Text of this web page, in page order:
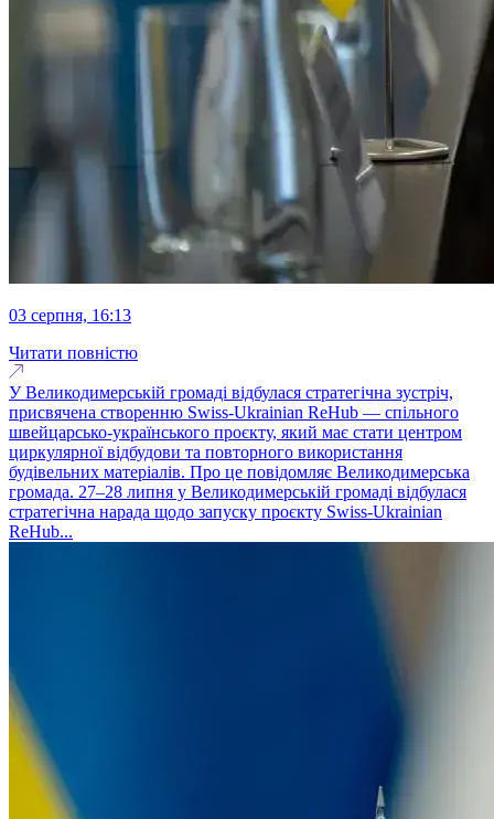
03 серпня, 16:13
Читати повністю
У Великодимерській громаді відбулася стратегічна зустріч,
присвячена створенню Swiss-Ukrainian ReHub — спільного
швейцарсько-українського проєкту, який має стати центром
циркулярної відбудови та повторного використання
будівельних матеріалів. Про це повідомляє Великодимерська
громада. 27–28 липня у Великодимерській громаді відбулася
стратегічна нарада щодо запуску проєкту Swiss-Ukrainian
ReHub...